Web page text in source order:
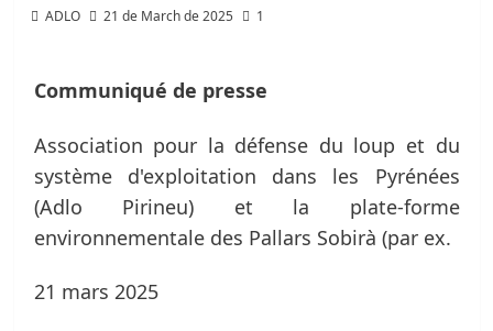
ADLO 21 de March de 2025 1
Communiqué de presse
Association pour la défense du loup et du
système d'exploitation dans les Pyrénées
(Adlo Pirineu) et la plate-forme
environnementale des Pallars Sobirà (par ex.
21 mars 2025